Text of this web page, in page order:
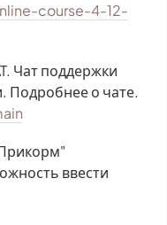
course-4-12-
Чат поддержки
Подробнее о чате.
ввести